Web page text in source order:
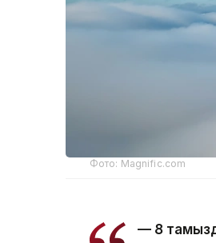
Фото: Magnific.com
— 8